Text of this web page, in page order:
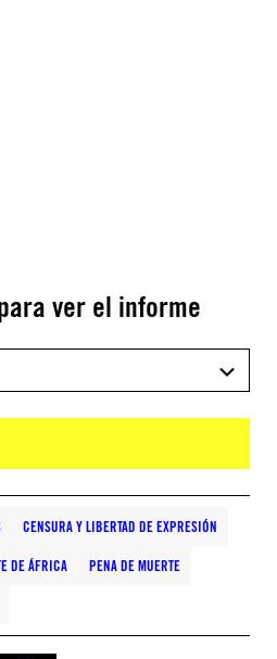
ver el informe
CENSURA Y LIBERTAD DE EXPRESIÓN
DE ÁFRICA PENA DE MUERTE